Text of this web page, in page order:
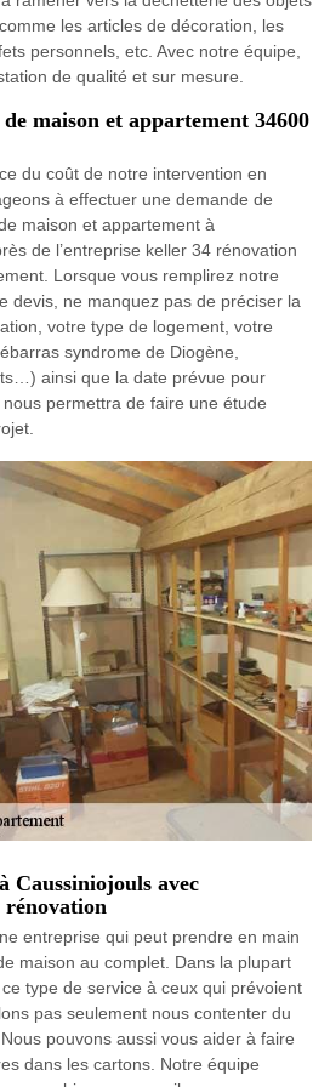
les articles de décoration, les
personnels, etc. Avec notre équipe,
de qualité et sur mesure.
maison et appartement 34600
du coût de notre intervention en
à effectuer une demande de
maison et appartement à
de l’entreprise keller 34 rénovation
Lorsque vous remplirez notre
devis, ne manquez pas de préciser la
votre type de logement, votre
syndrome de Diogène,
ainsi que la date prévue pour
permettra de faire une étude
Caussiniojouls avec
rénovation
entreprise qui peut prendre en main
maison au complet. Dans la plupart
type de service à ceux qui prévoient
pas seulement nous contenter du
pouvons aussi vous aider à faire
dans les cartons. Notre équipe